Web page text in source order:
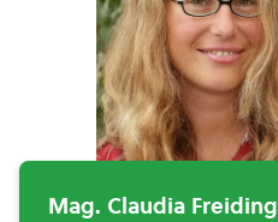
Mag. Claudia Freiding